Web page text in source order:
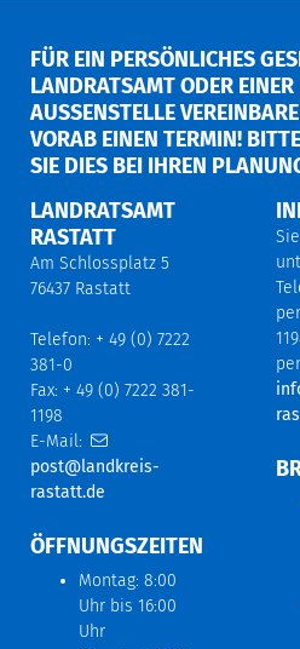
FÜR EIN PERSÖNLICHES
LANDRATSAMT ODER EINER
AUSSENSTELLE
ORAB EINEN TERMIN! BITTE
IE DIES BEI IHREN
LANDRATSAMT
RASTATT
Am Schlossplatz 5
76437 Rastatt
Telefon: + 49 (0) 7222
381-0
Fax: + 49 (0) 7222 381-
1198
E-Mail:
post@landkreis-
rastatt.de
ÖFFNUNGSZEITEN
Montag: 8:00
Uhr bis 16:00
Uhr